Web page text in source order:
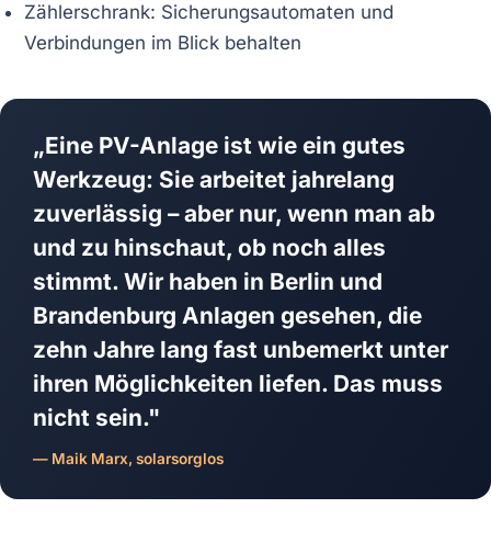
Zählerschrank: Sicherungsautomaten und
Verbindungen im Blick behalten
„Eine PV-Anlage ist wie ein gutes
Werkzeug: Sie arbeitet jahrelang
zuverlässig – aber nur, wenn man ab
und zu hinschaut, ob noch alles
stimmt. Wir haben in Berlin und
Brandenburg Anlagen gesehen, die
zehn Jahre lang fast unbemerkt unter
ihren Möglichkeiten liefen. Das muss
nicht sein."
— Maik Marx, solarsorglos